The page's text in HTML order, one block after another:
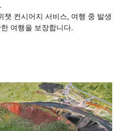
컨시어지 서비스, 여행 중 발생
여행을 보장합니다.